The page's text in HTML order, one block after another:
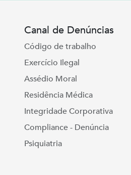
Canal de Denúncias
Código de trabalho
Exercício Ilegal
Assédio Moral
Residência Médica
Integridade Corporativa
Compliance - Denúncia
Psiquiatria